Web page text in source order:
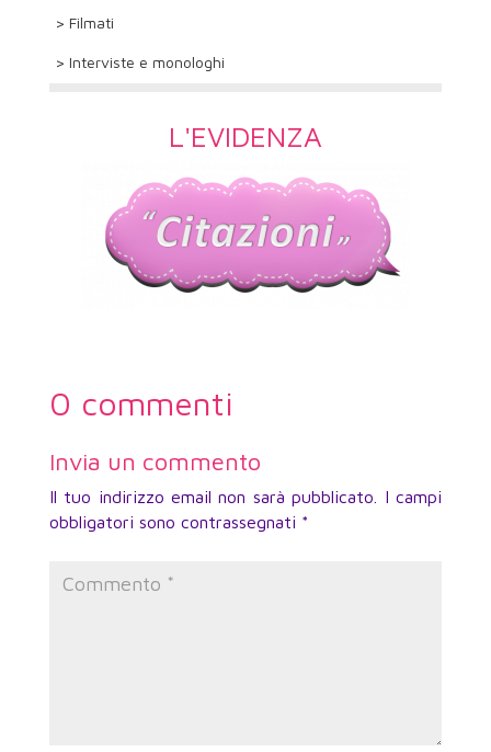
> Filmati
> Interviste e monologhi
L'EVIDENZA
0 commenti
Invia un commento
Il tuo indirizzo email non sarà pubblicato.
I campi
obbligatori sono contrassegnati *